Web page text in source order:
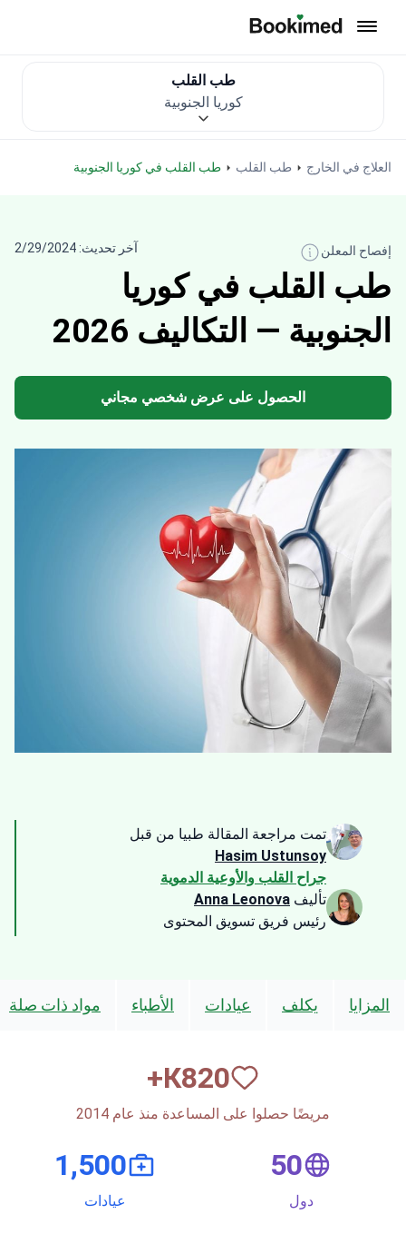
العلاج في الخارج طب القلب طب القلب في كوريا الجنوبية
طب القلب
كوريا الجنوبية
إفصاح المعلن آخر تحديث: 2/29/2024
طب القلب في كوريا
الجنوبية — التكاليف 2026
الحصول على عرض شخصي مجاني
تمت مراجعة المقالة طبيا من قبل
Hasim Ustunsoy
جراح القلب والأوعية الدموية
تأليف Anna Leonova
رئيس فريق تسويق المحتوى
المزايا يكلف عيادات الأطباء مواد ذات صلة
820
К+
مريضًا حصلوا على المساعدة منذ عام 2014
50
دول
1,500
عيادات